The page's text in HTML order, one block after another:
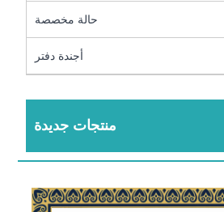
حالة مخصصة
أجندة دفتر
منتجات جديدة